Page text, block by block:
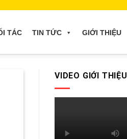
TÁC TIN TỨC GIỚI THIỆU
VIDEO GIỚI THIỆU